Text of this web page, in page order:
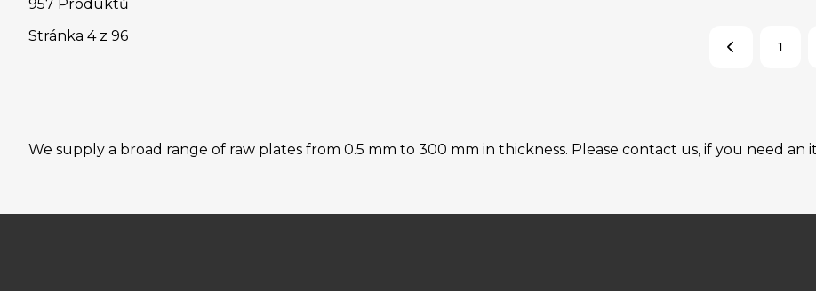
957 Produktů
Stránka 4 z 96
1
We supply a broad range of raw plates from 0.5 mm to 300 mm in thickness. Please contact us, if you need an